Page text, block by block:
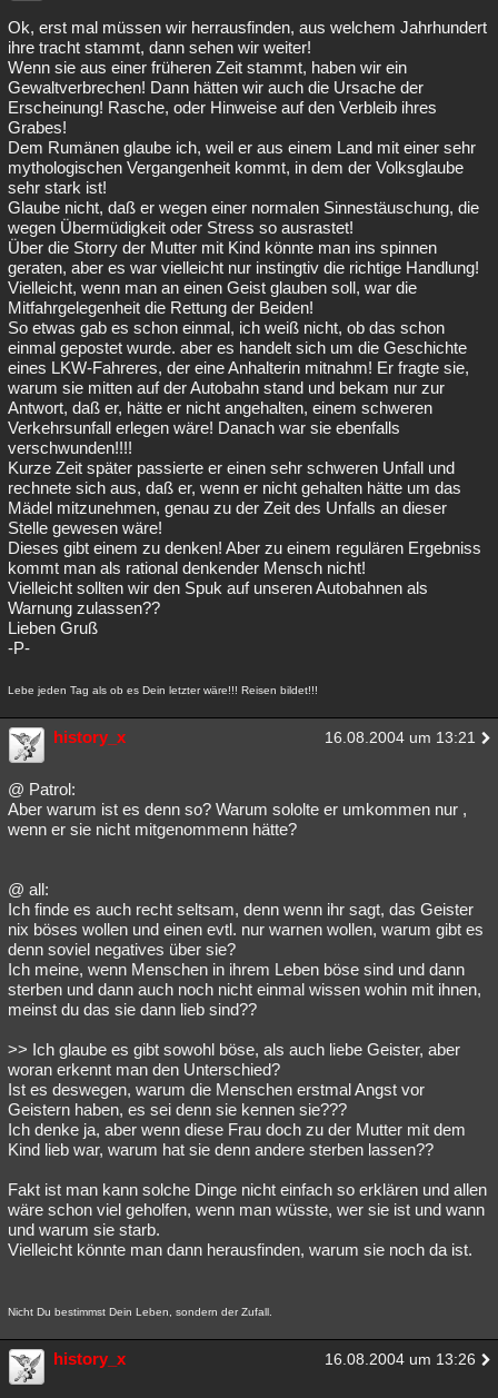
Ok, erst mal müssen wir herrausfinden, aus welchem Jahrhundert
ihre tracht stammt, dann sehen wir weiter!
Wenn sie aus einer früheren Zeit stammt, haben wir ein
Gewaltverbrechen! Dann hätten wir auch die Ursache der
Erscheinung! Rasche, oder Hinweise auf den Verbleib ihres
Grabes!
Dem Rumänen glaube ich, weil er aus einem Land mit einer sehr
mythologischen Vergangenheit kommt, in dem der Volksglaube
sehr stark ist!
Glaube nicht, daß er wegen einer normalen Sinnestäuschung, die
wegen Übermüdigkeit oder Stress so ausrastet!
Über die Storry der Mutter mit Kind könnte man ins spinnen
geraten, aber es war vielleicht nur instingtiv die richtige Handlung!
Vielleicht, wenn man an einen Geist glauben soll, war die
Mitfahrgelegenheit die Rettung der Beiden!
So etwas gab es schon einmal, ich weiß nicht, ob das schon
einmal gepostet wurde. aber es handelt sich um die Geschichte
eines LKW-Fahreres, der eine Anhalterin mitnahm! Er fragte sie,
warum sie mitten auf der Autobahn stand und bekam nur zur
Antwort, daß er, hätte er nicht angehalten, einem schweren
Verkehrsunfall erlegen wäre! Danach war sie ebenfalls
verschwunden!!!!
Kurze Zeit später passierte er einen sehr schweren Unfall und
rechnete sich aus, daß er, wenn er nicht gehalten hätte um das
Mädel mitzunehmen, genau zu der Zeit des Unfalls an dieser
Stelle gewesen wäre!
Dieses gibt einem zu denken! Aber zu einem regulären Ergebniss
kommt man als rational denkender Mensch nicht!
Vielleicht sollten wir den Spuk auf unseren Autobahnen als
Warnung zulassen??
Lieben Gruß
-P-
Lebe jeden Tag als ob es Dein letzter wäre!!! Reisen bildet!!!
history_x 16.08.2004 um 13:21
@ Patrol:
Aber warum ist es denn so? Warum sololte er umkommen nur ,
wenn er sie nicht mitgenommenn hätte?
@ all:
Ich finde es auch recht seltsam, denn wenn ihr sagt, das Geister
nix böses wollen und einen evtl. nur warnen wollen, warum gibt es
denn soviel negatives über sie?
Ich meine, wenn Menschen in ihrem Leben böse sind und dann
sterben und dann auch noch nicht einmal wissen wohin mit ihnen,
meinst du das sie dann lieb sind??
>> Ich glaube es gibt sowohl böse, als auch liebe Geister, aber
woran erkennt man den Unterschied?
Ist es deswegen, warum die Menschen erstmal Angst vor
Geistern haben, es sei denn sie kennen sie???
Ich denke ja, aber wenn diese Frau doch zu der Mutter mit dem
Kind lieb war, warum hat sie denn andere sterben lassen??
Fakt ist man kann solche Dinge nicht einfach so erklären und allen
wäre schon viel geholfen, wenn man wüsste, wer sie ist und wann
und warum sie starb.
Vielleicht könnte man dann herausfinden, warum sie noch da ist.
Nicht Du bestimmst Dein Leben, sondern der Zufall.
history_x 16.08.2004 um 13:26